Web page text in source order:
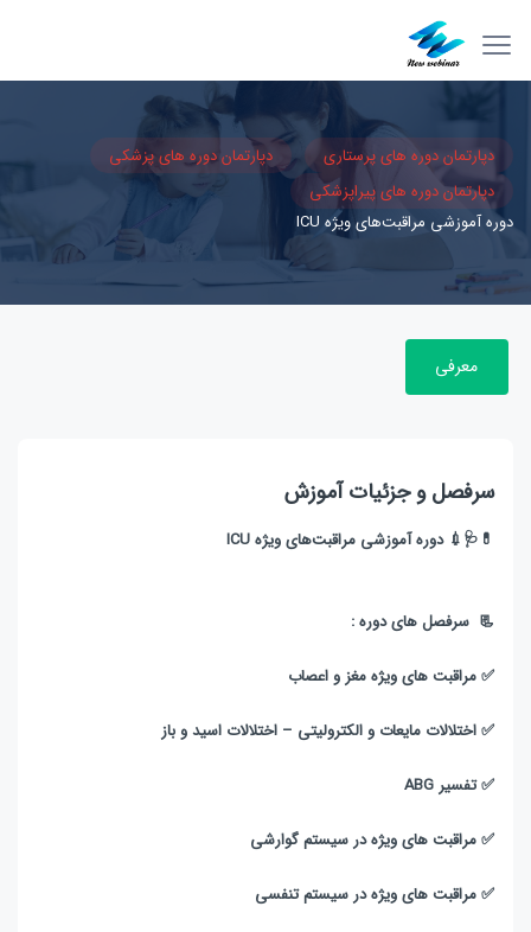
دپارتمان دوره های پرستاری
دپارتمان دوره های پزشکی
دپارتمان دوره های پیراپزشکی
دوره آموزشی مراقبت‌های ویژه ICU
معرفی
سرفصل و جزئیات آموزش
💊🩺💉 دوره آموزشی مراقبت‌های ویژه ICU
📃 سرفصل های دوره :
✅️ مراقبت های ویژه مغز و اعصاب
✅️ اختلالات مایعات و الکترولیتی – اختلالات اسید و باز
✅ تفسیر ABG
✅️ مراقبت های ویژه در سیستم گوارشی
✅️ مراقبت های ویژه در سیستم تنفسی